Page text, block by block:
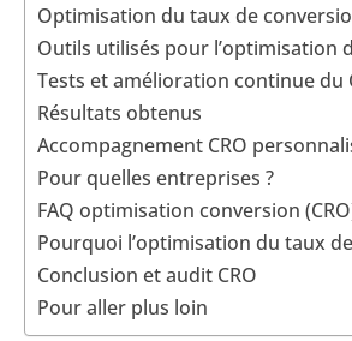
Optimisation du taux de
Outils utilisés pour l’optimisation
Tests et amélioration continue du
Résultats obtenus
Accompagnement CRO
Pour quelles entreprises ?
FAQ optimisation conversion
Pourquoi l’optimisation du taux
Conclusion et audit CRO
Pour aller plus loin